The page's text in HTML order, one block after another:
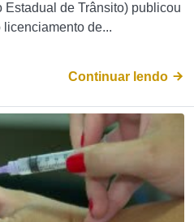
Estadual de Trânsito) publicou
de...
Continuar lendo